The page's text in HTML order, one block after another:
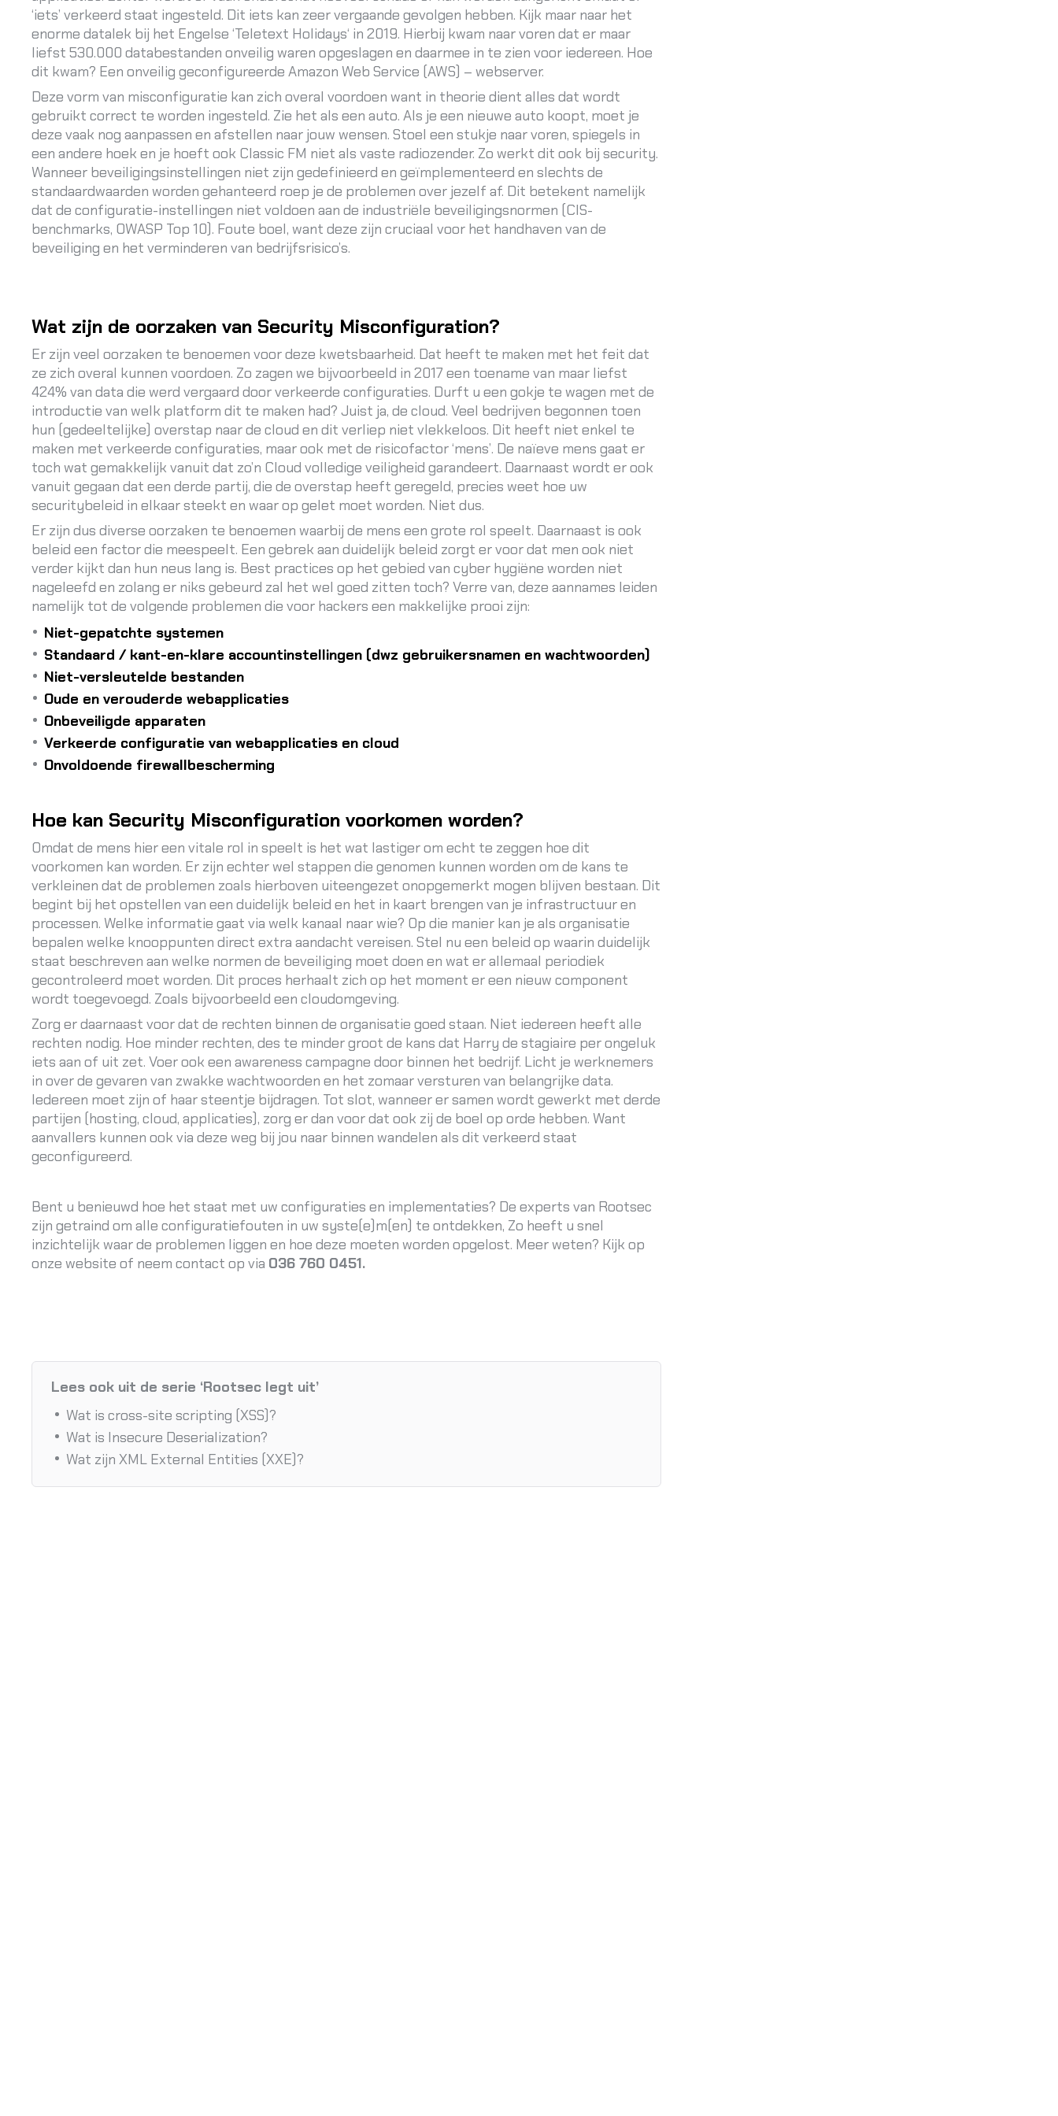
‘iets’ verkeerd staat ingesteld. Dit iets kan zeer vergaande gevolgen hebben. Kijk maar naar het
enorme datalek bij het Engelse ‘Teletext Holidays‘ in 2019. Hierbij kwam naar voren dat er maar
liefst 530.000 databestanden onveilig waren opgeslagen en daarmee in te zien voor iedereen. Hoe
dit kwam? Een onveilig geconfigureerde Amazon Web Service (AWS) – webserver.
Deze vorm van misconfiguratie kan zich overal voordoen want in theorie dient alles dat wordt
gebruikt correct te worden ingesteld. Zie het als een auto. Als je een nieuwe auto koopt, moet je
deze vaak nog aanpassen en afstellen naar jouw wensen. Stoel een stukje naar voren, spiegels in
een andere hoek en je hoeft ook Classic FM niet als vaste radiozender. Zo werkt dit ook bij security.
Wanneer beveiligingsinstellingen niet zijn gedefinieerd en geïmplementeerd en slechts de
standaardwaarden worden gehanteerd roep je de problemen over jezelf af. Dit betekent namelijk
dat de configuratie-instellingen niet voldoen aan de industriële beveiligingsnormen (CIS-
benchmarks, OWASP Top 10). Foute boel, want deze zijn cruciaal voor het handhaven van de
beveiliging en het verminderen van bedrijfsrisico’s.
Wat zijn de oorzaken van Security Misconfiguration?
Er zijn veel oorzaken te benoemen voor deze kwetsbaarheid. Dat heeft te maken met het feit dat
ze zich overal kunnen voordoen. Zo zagen we bijvoorbeeld in 2017 een toename van maar liefst
424% van data die werd vergaard door verkeerde configuraties. Durft u een gokje te wagen met de
introductie van welk platform dit te maken had? Juist ja, de cloud. Veel bedrijven begonnen toen
hun (gedeeltelijke) overstap naar de cloud en dit verliep niet vlekkeloos. Dit heeft niet enkel te
maken met verkeerde configuraties, maar ook met de risicofactor ‘mens’. De naïeve mens gaat er
toch wat gemakkelijk vanuit dat zo’n Cloud volledige veiligheid garandeert. Daarnaast wordt er ook
vanuit gegaan dat een derde partij, die de overstap heeft geregeld, precies weet hoe uw
securitybeleid in elkaar steekt en waar op gelet moet worden. Niet dus.
Er zijn dus diverse oorzaken te benoemen waarbij de mens een grote rol speelt. Daarnaast is ook
beleid een factor die meespeelt. Een gebrek aan duidelijk beleid zorgt er voor dat men ook niet
verder kijkt dan hun neus lang is. Best practices op het gebied van cyber hygiëne worden niet
nageleefd en zolang er niks gebeurd zal het wel goed zitten toch? Verre van, deze aannames leiden
namelijk tot de volgende problemen die voor hackers een makkelijke prooi zijn:
Niet-gepatchte systemen
Standaard / kant-en-klare accountinstellingen (dwz gebruikersnamen en wachtwoorden)
Niet-versleutelde bestanden
Oude en verouderde webapplicaties
Onbeveiligde apparaten
Verkeerde configuratie van webapplicaties en cloud
Onvoldoende firewallbescherming
Hoe kan Security Misconfiguration voorkomen worden?
Omdat de mens hier een vitale rol in speelt is het wat lastiger om echt te zeggen hoe dit
voorkomen kan worden. Er zijn echter wel stappen die genomen kunnen worden om de kans te
verkleinen dat de problemen zoals hierboven uiteengezet onopgemerkt mogen blijven bestaan. Dit
begint bij het opstellen van een duidelijk beleid en het in kaart brengen van je infrastructuur en
processen. Welke informatie gaat via welk kanaal naar wie? Op die manier kan je als organisatie
bepalen welke knooppunten direct extra aandacht vereisen. Stel nu een beleid op waarin duidelijk
staat beschreven aan welke normen de beveiliging moet doen en wat er allemaal periodiek
gecontroleerd moet worden. Dit proces herhaalt zich op het moment er een nieuw component
wordt toegevoegd. Zoals bijvoorbeeld een cloudomgeving.
Zorg er daarnaast voor dat de rechten binnen de organisatie goed staan. Niet iedereen heeft alle
rechten nodig. Hoe minder rechten, des te minder groot de kans dat Harry de stagiaire per ongeluk
iets aan of uit zet. Voer ook een awareness campagne door binnen het bedrijf. Licht je werknemers
in over de gevaren van zwakke wachtwoorden en het zomaar versturen van belangrijke data.
Iedereen moet zijn of haar steentje bijdragen. Tot slot, wanneer er samen wordt gewerkt met derde
partijen (hosting, cloud, applicaties), zorg er dan voor dat ook zij de boel op orde hebben. Want
aanvallers kunnen ook via deze weg bij jou naar binnen wandelen als dit verkeerd staat
geconfigureerd.
Bent u benieuwd hoe het staat met uw configuraties en implementaties? De experts van Rootsec
zijn getraind om alle configuratiefouten in uw syste(e)m(en) te ontdekken, Zo heeft u snel
inzichtelijk waar de problemen liggen en hoe deze moeten worden opgelost. Meer weten? Kijk op
onze website of neem contact op via 036 760 0451.
Lees ook uit de serie ‘Rootsec legt uit’
Wat is cross-site scripting (XSS)?
Wat is Insecure Deserialization?
Wat zijn XML External Entities (XXE)?